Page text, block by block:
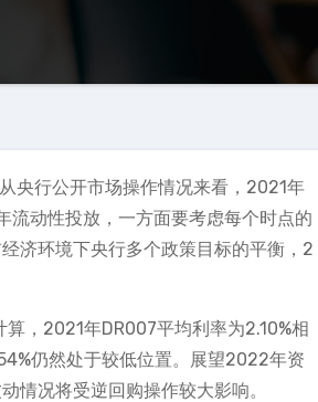
央行公开市场操作情况来看，2021年
流动性投放，一方面要考虑每个时点的
济环境下央行多个政策目标的平衡，2
，2021年DR007平均利率为2.10%相
仍然处于较低位置。展望2022年资
情况将受逆回购操作较大影响。